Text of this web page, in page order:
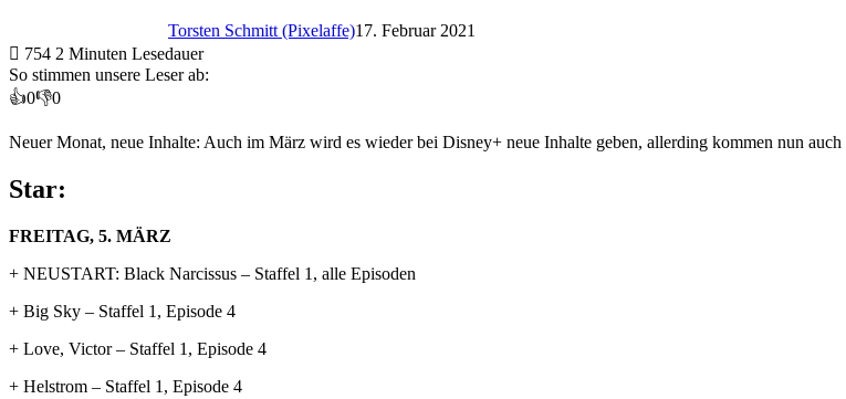
Torsten Schmitt (Pixelaffe)17. Februar 2021
754 2 Minuten Lesedauer
So stimmen unsere Leser ab:
👍0👎0
Neuer Monat, neue Inhalte: Auch im März wird es wieder bei Disney+ neue Inhalte geben, allerding kommen nun
Star:
FREITAG, 5. MÄRZ
+ NEUSTART: Black Narcissus – Staffel 1, alle Episoden
+ Big Sky – Staffel 1, Episode 4
+ Love, Victor – Staffel 1, Episode 4
+ Helstrom – Staffel 1, Episode 4